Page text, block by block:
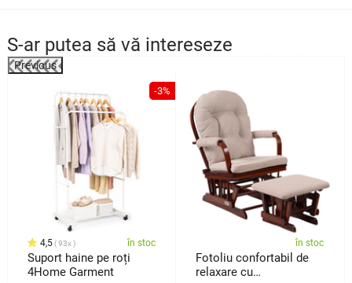
S-ar putea să vă intereseze
Previous
-3%
4,5 93x în stoc
Suport haine pe roți
4Home Garment
în stoc
Fotoliu confortabil de
relaxare cu